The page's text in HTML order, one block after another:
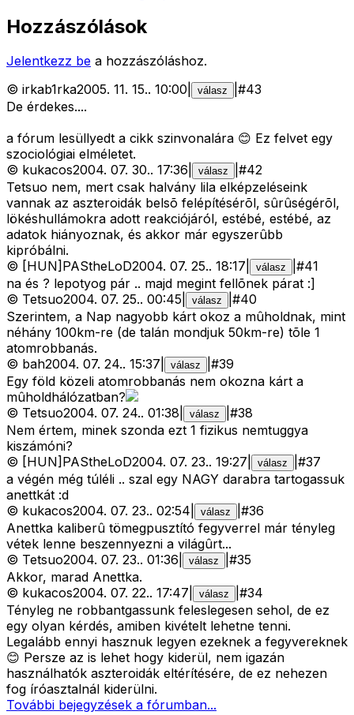
Hozzászólások
Jelentkezz be a hozzászóláshoz.
© irkab1rka2005. 11. 15.. 10:00 válasz #43
De érdekes....
a fórum lesüllyedt a cikk szinvonalára 😊 Ez felvet egy
szociológiai elméletet.
© kukacos2004. 07. 30.. 17:36 válasz #42
Tetsuo nem, mert csak halvány lila elképzeléseink
vannak az aszteroidák belsõ felépítésérõl, sûrûségérõl,
lökéshullámokra adott reakciójáról, estébé, estébé, az
adatok hiányoznak, és akkor már egyszerûbb
kipróbálni.
© [HUN]PAStheLoD2004. 07. 25.. 18:17 válasz #41
na és ? lepotyog pár .. majd megint fellõnek párat :]
© Tetsuo2004. 07. 25.. 00:45 válasz #40
Szerintem, a Nap nagyobb kárt okoz a mûholdnak, mint
néhány 100km-re (de talán mondjuk 50km-re) tõle 1
atomrobbanás.
© bah2004. 07. 24.. 15:37 válasz #39
Egy föld közeli atomrobbanás nem okozna kárt a
mûholdhálózatban?
© Tetsuo2004. 07. 24.. 01:38 válasz #38
Nem értem, minek szonda ezt 1 fizikus nemtuggya
kiszámóni?
© [HUN]PAStheLoD2004. 07. 23.. 19:27 válasz #37
a végén még túléli .. szal egy NAGY darabra tartogassuk
anettkát :d
© kukacos2004. 07. 23.. 02:54 válasz #36
Anettka kaliberû tömegpusztító fegyverrel már tényleg
vétek lenne beszennyezni a világûrt...
© Tetsuo2004. 07. 23.. 01:36 válasz #35
Akkor, marad Anettka.
© kukacos2004. 07. 22.. 17:47 válasz #34
Tényleg ne robbantgassunk feleslegesen sehol, de ez
egy olyan kérdés, amiben kivételt lehetne tenni.
Legalább ennyi hasznuk legyen ezeknek a fegyvereknek
😊 Persze az is lehet hogy kiderül, nem igazán
használhatók aszteroidák eltérítésére, de ez nehezen
fog íróasztalnál kiderülni.
További bejegyzések a fórumban...